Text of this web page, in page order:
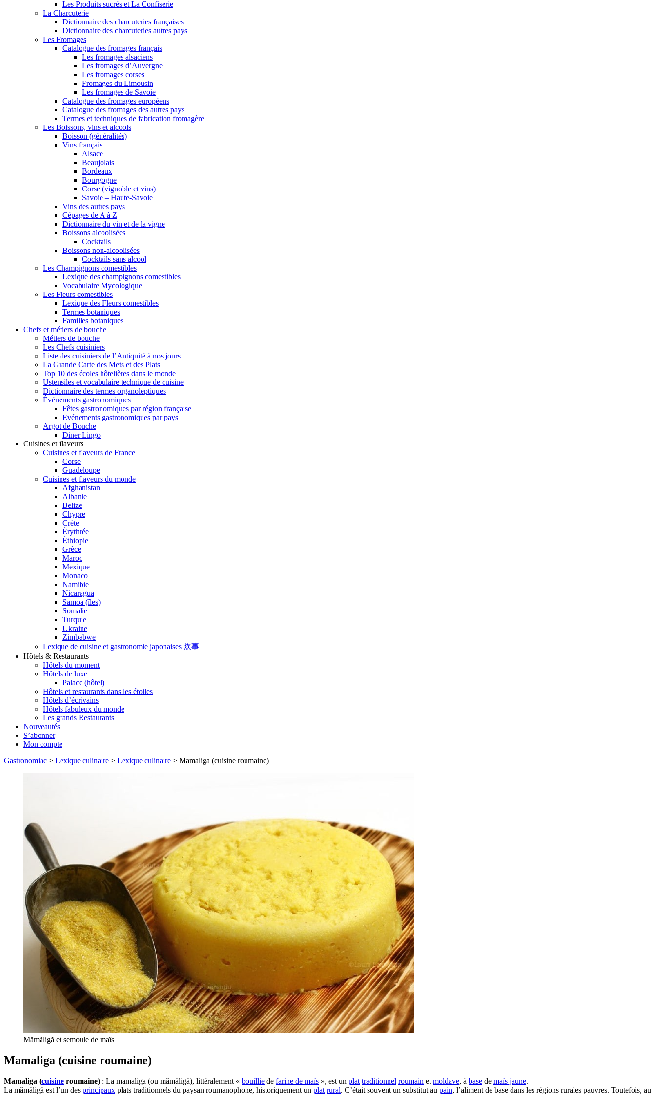
Les Produits sucrés et La Confiserie
La Charcuterie
Dictionnaire des charcuteries françaises
Dictionnaire des charcuteries autres pays
Les Fromages
Catalogue des fromages français
Les fromages alsaciens
Les fromages d’Auvergne
Les fromages corses
Fromages du Limousin
Les fromages de Savoie
Catalogue des fromages européens
Catalogue des fromages des autres pays
Termes et techniques de fabrication fromagère
Les Boissons, vins et alcools
Boisson (généralités)
Vins français
Alsace
Beaujolais
Bordeaux
Bourgogne
Corse (vignoble et vins)
Savoie – Haute-Savoie
Vins des autres pays
Cépages de A à Z
Dictionnaire du vin et de la vigne
Boissons alcoolisées
Cocktails
Boissons non-alcoolisées
Cocktails sans alcool
Les Champignons comestibles
Lexique des champignons comestibles
Vocabulaire Mycologique
Les Fleurs comestibles
Lexique des Fleurs comestibles
Termes botaniques
Familles botaniques
Chefs et métiers de bouche
Métiers de bouche
Les Chefs cuisiniers
Liste des cuisiniers de l’Antiquité à nos jours
La Grande Carte des Mets et des Plats
Top 10 des écoles hôtelières dans le monde
Ustensiles et vocabulaire technique de cuisine
Dictionnaire des termes organoleptiques
Événements gastronomiques
Fêtes gastronomiques par région française
Evénements gastronomiques par pays
Argot de Bouche
Diner Lingo
Cuisines et flaveurs
Cuisines et flaveurs de France
Corse
Guadeloupe
Cuisines et flaveurs du monde
Afghanistan
Albanie
Belize
Chypre
Crète
Érythrée
Éthiopie
Grèce
Maroc
Mexique
Monaco
Namibie
Nicaragua
Samoa (îles)
Somalie
Turquie
Ukraine
Zimbabwe
Lexique de cuisine et gastronomie japonaises 炊事
Hôtels & Restaurants
Hôtels du moment
Hôtels de luxe
Palace (hôtel)
Hôtels et restaurants dans les étoiles
Hôtels d’écrivains
Hôtels fabuleux du monde
Les grands Restaurants
Nouveautés
S’abonner
Mon compte
Gastronomiac > Lexique culinaire > Lexique culinaire > Mamaliga (cuisine roumaine)
Mămăligă et semoule de maïs
Mamaliga (cuisine roumaine)
Mamaliga (cuisine roumaine) : La mamaliga (ou mămăligă), littéralement « bouillie de farine de maïs », est un plat traditionnel roumain et moldave, à base de maïs jaune.
La mămăligă est l’un des principaux plats traditionnels du paysan roumanophone, historiquement un plat rural. C’était souvent un substitut au pain, l’aliment de base dans les régions rurales pauvres. Toutefois, au